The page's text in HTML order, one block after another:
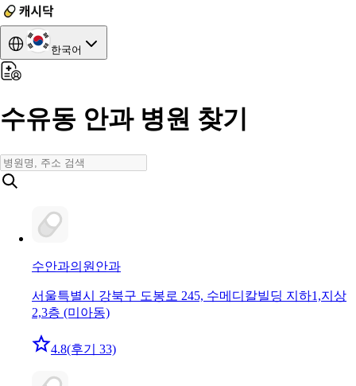
한국어
수유동 안과 병원 찾기
수안과의원 안과
서울특별시 강북구 도봉로 245, 수메디칼빌딩 지하1,지상
2,3층 (미아동)
4.8(후기 33)